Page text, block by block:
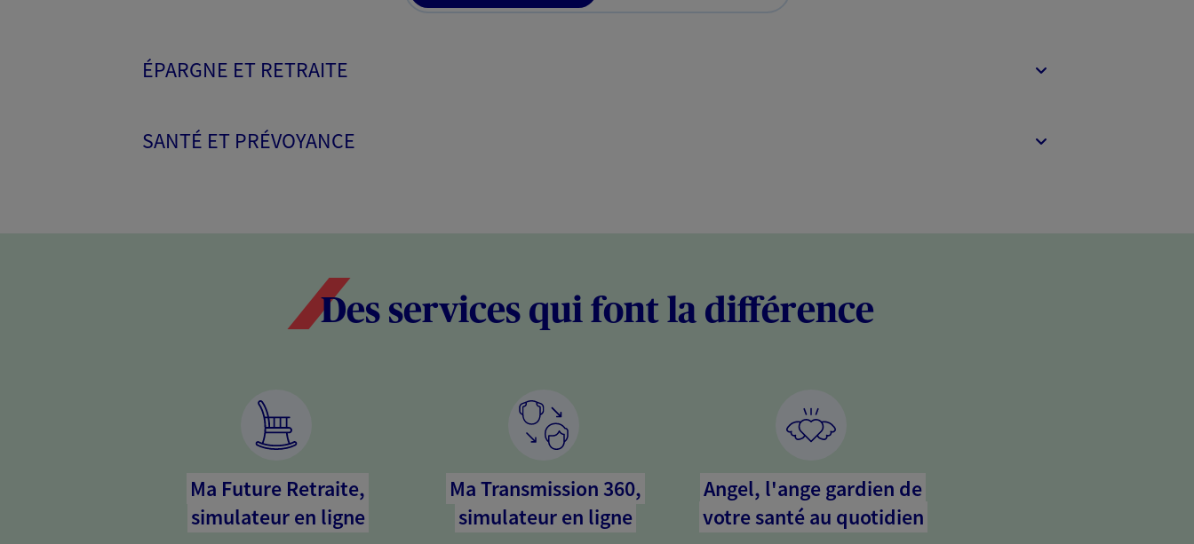
ÉPARGNE ET RETRAITE
SANTÉ ET PRÉVOYANCE
Des services qui font la différence
Ma Future Retraite,
simulateur en ligne
Ma Transmission 360,
simulateur en ligne
Angel, l'ange gardien de
votre santé au quotidien